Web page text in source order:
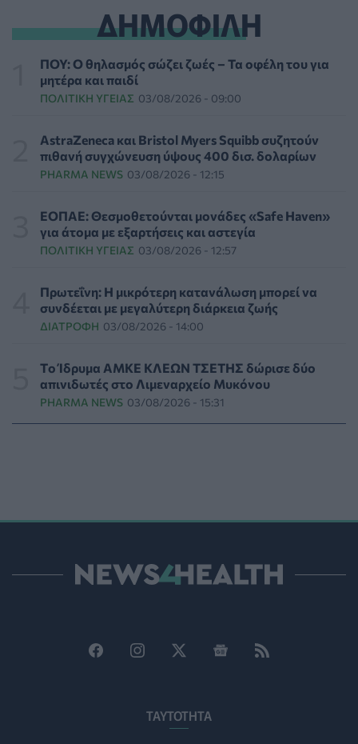
WWF Ελλάς: Περισσότερα από 180.000 στρέμματα
δάσους κάηκαν σε λίγες μόνο μέρες
ΕΠΙΚΑΙΡΌΤΗΤΑ 05/08/2026 - 20:16
διακομιδών στη Στερεά Ελλάδα με τα νέα
ασθενοφόρα»
ΠΟΛΙΤΙΚΉ ΥΓΕΊΑΣ 05/08/2026 - 19:49
Οι πέντε λόγοι για τους οποίους η διατροφή πρέπει να
καθοδηγείται από κλινικό διαιτολόγο
HEALTH TALK 05/08/2026 - 18:59
Ψυχοκοινωνική υποστήριξη στους πυρόπληκτους της
Δυτικής Αττικής από τον ΕΕΣ
ΕΠΙΚΑΙΡΌΤΗΤΑ 05/08/2026 - 18:34
Νέα μελέτη: Η μοναξιά και οι επιπτώσεις της στην
γενική υγεία σε σύγκριση με την κοινωνική
απομόνωση
05/08/2026 - 17:14
ΔΗΜΟΦΙΛΗ
ΠΟΥ: Ο θηλασμός σώζει ζωές – Τα οφέλη του για
μητέρα και παιδί
ΠΟΛΙΤΙΚΉ ΥΓΕΊΑΣ 03/08/2026 - 09:00
AstraZeneca και Bristol Myers Squibb συζητούν
πιθανή συγχώνευση ύψους 400 δισ. δολαρίων
PHARMA NEWS 03/08/2026 - 12:15
ΕΟΠΑΕ: Θεσμοθετούνται μονάδες «Safe Haven»
για άτομα με εξαρτήσεις και αστεγία
ΠΟΛΙΤΙΚΉ ΥΓΕΊΑΣ 03/08/2026 - 12:57
Πρωτεΐνη: Η μικρότερη κατανάλωση μπορεί να
συνδέεται με μεγαλύτερη διάρκεια ζωής
ΔΙΑΤΡΟΦΉ 03/08/2026 - 14:00
Tο Ίδρυμα ΑΜΚΕ ΚΛΕΩΝ ΤΣΕΤΗΣ δώρισε δύο
απινιδωτές στο Λιμεναρχείο Μυκόνου
PHARMA NEWS 03/08/2026 - 15:31
ΤΑΥΤΟΤΗΤΑ